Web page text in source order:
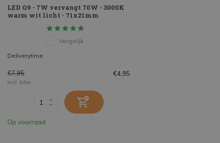
LED G9 - 7W vervangt 70W - 3000K
warm wit licht - 71x21mm
Vergelijk
Deliverytime
€7,95 €4,95
Incl. btw
Op voorraad